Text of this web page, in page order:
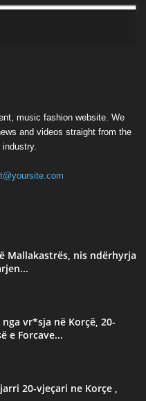
music fashion website. We
and videos straight from the
Mallakastrës, nis ndërhyrja
vr*sja në Korçë, 20-
e Forcave...
20-vjeçari ne Korçe ,